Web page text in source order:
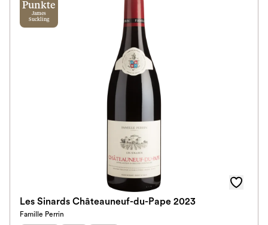
Punkte
James
Suckling
Les Sinards Châteauneuf-du-Pape 2023
Famille Perrin